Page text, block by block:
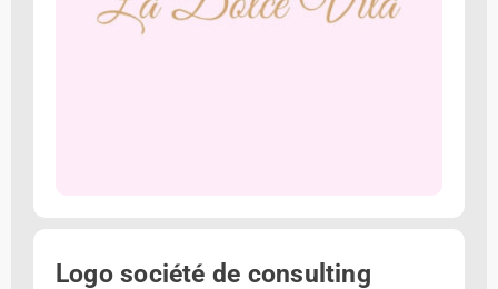
Logo société de consulting